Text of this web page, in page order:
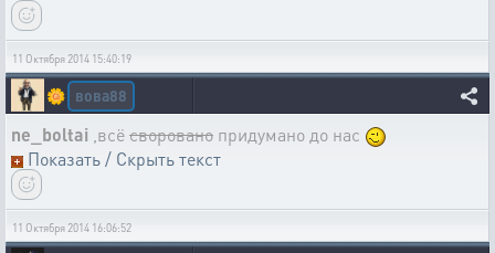
11 Октября 2014 15:40:19
🌼 вова88
ne_boltai ,всёсворовано придумано до нас
Показать / Скрыть текст
11 Октября 2014 16:06:52